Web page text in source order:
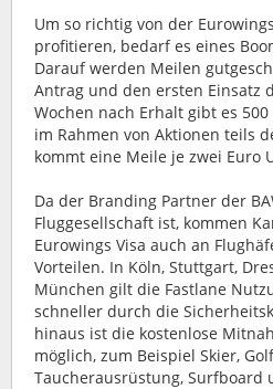
Um so richtig von der
profitieren, bedarf es eines
Darauf werden Meilen
Antrag und den ersten Einsatz
Wochen nach Erhalt gibt es
im Rahmen von Aktionen teils
kommt eine Meile je zwei Euro
Da der Branding Partner der
Fluggesellschaft ist, kommen
Eurowings Visa auch an
Vorteilen. In Köln, Stuttgart,
München gilt die Fastlane
schneller durch die
hinaus ist die kostenlose
möglich, zum Beispiel Skier,
Taucherausrüstung, Surfboard